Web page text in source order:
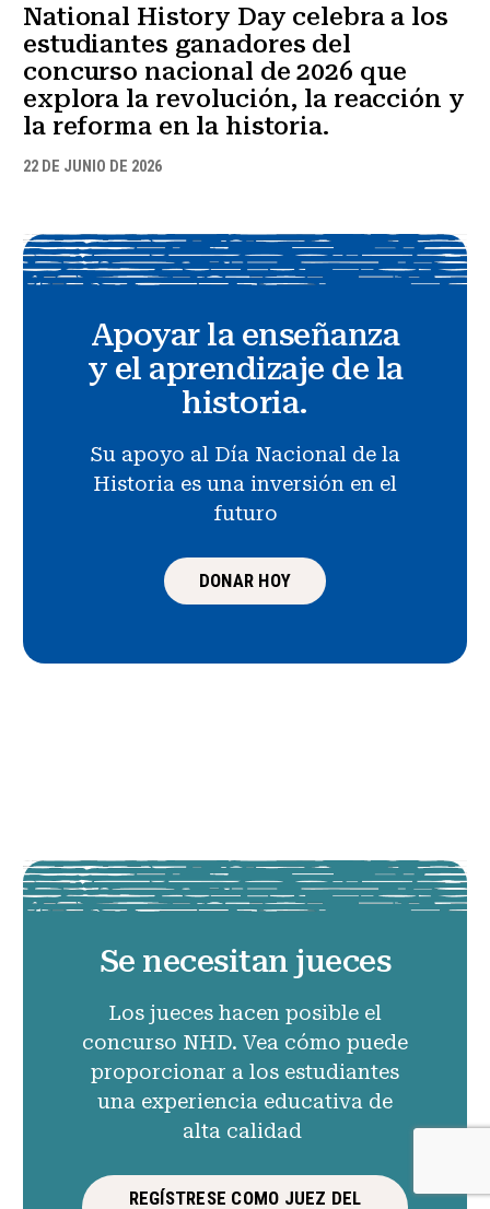
National History Day celebra a los
estudiantes ganadores del
concurso nacional de 2026 que
explora la revolución, la reacción y
la reforma en la historia.
22 DE JUNIO DE 2026
Apoyar la enseñanza
y el aprendizaje de la
historia.
Su apoyo al Día Nacional de la
Historia es una inversión en el
futuro
DONAR HOY
Se necesitan jueces
Los jueces hacen posible el
concurso NHD. Vea cómo puede
proporcionar a los estudiantes
una experiencia educativa de
alta calidad
REGÍSTRESE COMO JUEZ DEL